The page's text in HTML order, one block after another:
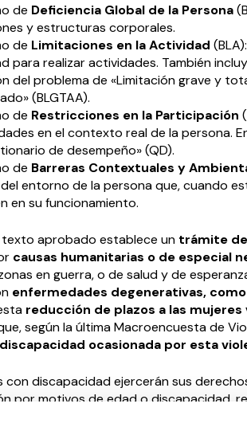
de Deficiencia Global de la Persona
y estructuras corporales.
de Limitaciones en la Actividad
para realizar actividades. También
del problema de «Limitación grave y
(BLGTAA).
de Restricciones en la Participación
en el contexto real de la persona.
de desempeño» (QD).
de Barreras Contextuales y
entorno de la persona que, cuando
en su funcionamiento.
texto aprobado establece un trámite
causas humanitarias o de especial
en guerra, o de salud y de
enfermedades degenerativas, como
reducción de plazos a las
según la última Macroencuesta de
ocasionada por esta
con discapacidad ejercerán sus
por motivos de edad o discapacidad,